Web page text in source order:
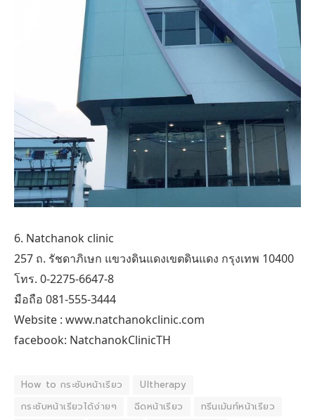
6. Natchanok clinic
257 ถ. รัชดาภิเษก แขวงดินแดงเขตดินแดง กรุงเทพ 10400
โทร. 0-2275-6647-8
มือถือ 081-555-3444
Website : www.natchanokclinic.com
facebook: NatchanokClinicTH
How to กระชับหน้าเรียว
Ultherapy
กระชับหน้าเรียวได้ง่ายๆ
ฉีดหน้าเรียว
ทรีนเม้นท์หน้าเรียว